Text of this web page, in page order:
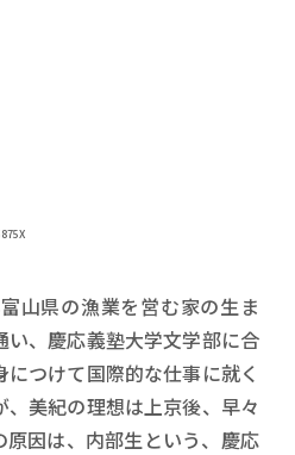
山県の漁業を営む家の生ま
い、慶応義塾大学文学部に合
つけて国際的な仕事に就く
美紀の理想は上京後、早々
原因は、内部生という、慶応